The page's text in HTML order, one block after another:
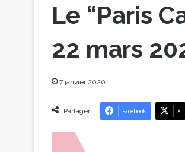
Le “Paris
22 mars
7 janvier 2020
Partager Facebook X